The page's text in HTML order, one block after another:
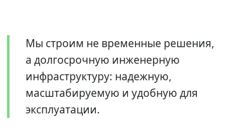
Мы строим не временные решения,
а долгосрочную инженерную
инфраструктуру: надежную,
масштабируемую и удобную для
эксплуатации.